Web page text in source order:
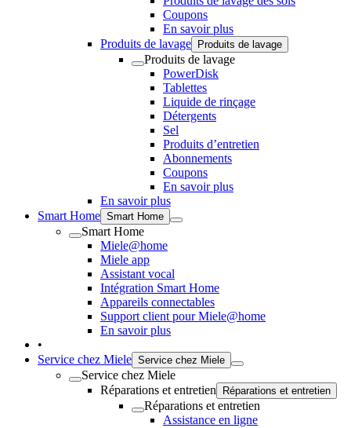
Coupons
En savoir plus
Produits de lavage
Produits de lavage
Produits de lavage
PowerDisk
Tablettes
Liquide de rinçage
Détergents
Sel
Produits d’entretien
Abonnements
Coupons
En savoir plus
En savoir plus
Smart Home Smart Home
Smart Home
Miele@home
Miele app
Assistant vocal
Intégration Smart Home
Appareils connectables
Support client pour Miele@home
En savoir plus
•
Service chez Miele Service chez Miele
Service chez Miele
Réparations et entretien
Réparations et entretien
Réparations et entretien
Assistance en ligne